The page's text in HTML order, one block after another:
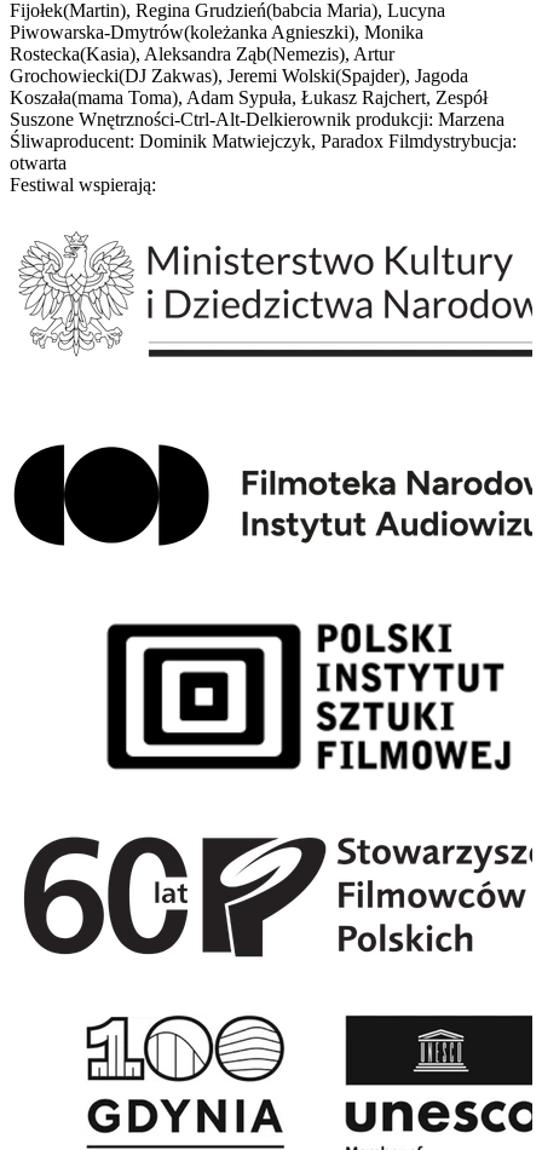
Fijołek(Martin), Regina Grudzień(babcia Maria), Lucyna
Piwowarska-Dmytrów(koleżanka Agnieszki), Monika
Rostecka(Kasia), Aleksandra Ząb(Nemezis), Artur
Grochowiecki(DJ Zakwas), Jeremi Wolski(Spajder), Jagoda
Koszała(mama Toma), Adam Sypuła, Łukasz Rajchert, Zespół
Suszone Wnętrzności-Ctrl-Alt-Delkierownik produkcji: Marzena
Śliwaproducent: Dominik Matwiejczyk, Paradox Filmdystrybucja:
otwarta
Festiwal wspierają: